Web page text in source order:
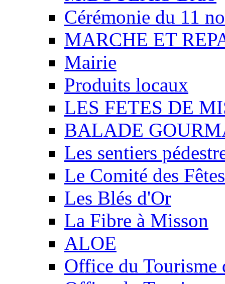
Cérémonie du 11
MARCHE ET
Mairie
Produits locaux
LES FETES DE
BALADE
Les sentiers
Le Comité des Fêtes
Les Blés d'Or
La Fibre à Misson
ALOE
Office du